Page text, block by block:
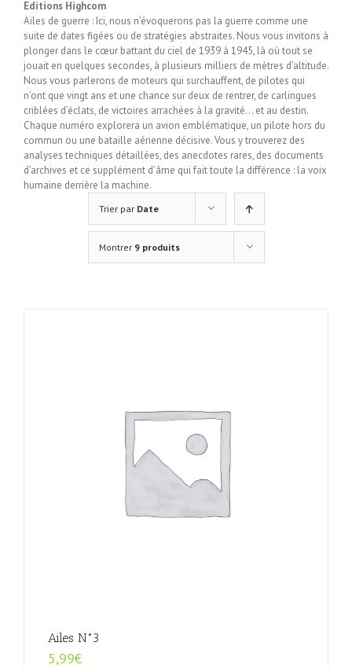
Editions Highcom
Ailes de guerre : Ici, nous n’évoquerons pas la guerre comme une
suite de dates figées ou de stratégies abstraites. Nous vous invitons à
plonger dans le cœur battant du ciel de 1939 à 1945, là où tout se
jouait en quelques secondes, à plusieurs milliers de mètres d’altitude.
Nous vous parlerons de moteurs qui surchauffent, de pilotes qui
n’ont que vingt ans et une chance sur deux de rentrer, de carlingues
criblées d’éclats, de victoires arrachées à la gravité… et au destin.
Chaque numéro explorera un avion emblématique, un pilote hors du
commun ou une bataille aérienne décisive. Vous y trouverez des
analyses techniques détaillées, des anecdotes rares, des documents
d’archives et ce supplément d’âme qui fait toute la différence : la voix
humaine derrière la machine.
Trier par Date
Montrer 9 produits
Ailes N°3
5,99€